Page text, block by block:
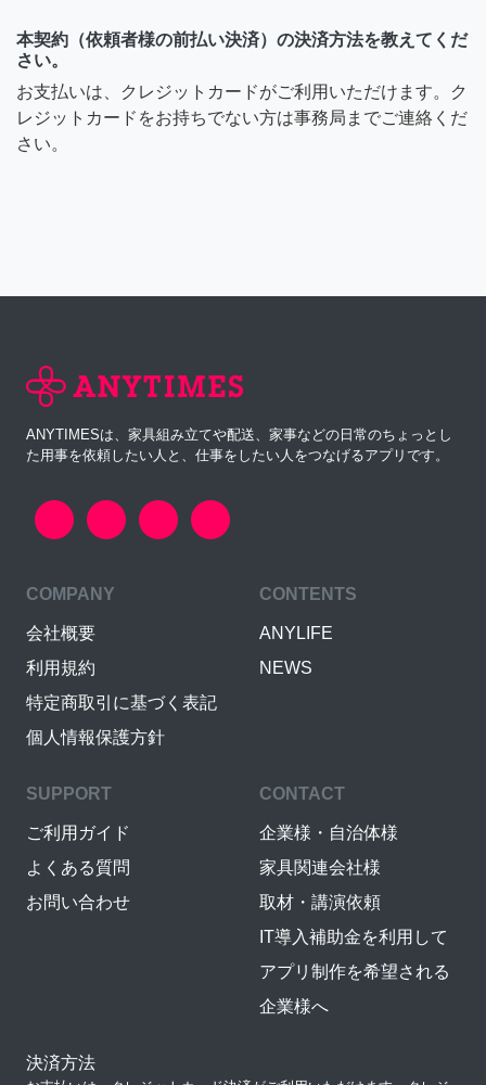
本契約（依頼者様の前払い決済）の決済方法を教えてくだ
さい。
お支払いは、クレジットカードがご利用いただけます。ク
レジットカードをお持ちでない方は事務局までご連絡くだ
さい。
ANYTIMESは、家具組み立てや配送、家事などの日常のちょっとし
た用事を依頼したい人と、仕事をしたい人をつなげるアプリです。
COMPANY
会社概要
利用規約
特定商取引に基づく表記
個人情報保護方針
CONTENTS
ANYLIFE
NEWS
SUPPORT
ご利用ガイド
よくある質問
お問い合わせ
CONTACT
企業様・自治体様
家具関連会社様
取材・講演依頼
IT導入補助金を利用して
アプリ制作を希望される
企業様へ
決済方法